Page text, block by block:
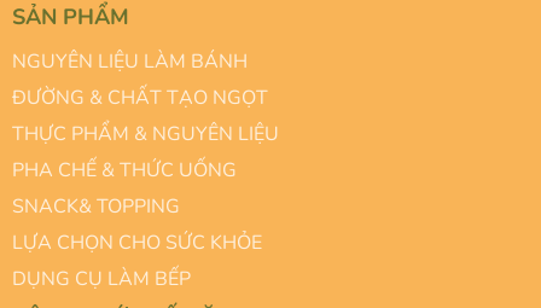
SẢN PHẨM
NGUYÊN LIỆU LÀM BÁNH
ĐƯỜNG & CHẤT TẠO NGỌT
THỰC PHẨM & NGUYÊN LIỆU
PHA CHẾ & THỨC UỐNG
SNACK& TOPPING
LỰA CHỌN CHO SỨC KHỎE
DỤNG CỤ LÀM BẾP